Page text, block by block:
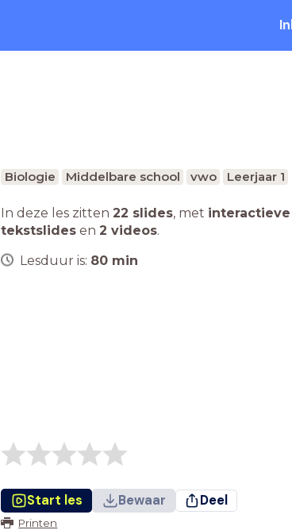
Biologie Middelbare school vwo Leerjaar 1
In deze les zitten 22 slides, met
tekstslides en 2 videos.
Lesduur is: 80 min
Start les Bewaar Deel
Printen